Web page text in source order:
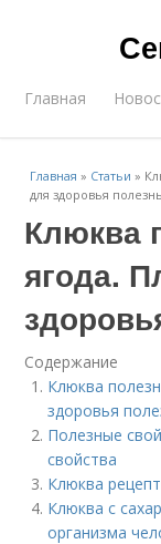
Главная
Главная » Статьи »
для здоровья
Клюква
ягода.
Содержание
Клюква
здоровья
Полезные
свойства
Клюква
Клюква с
организма